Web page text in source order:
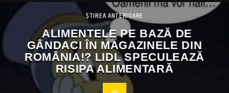
ȘTIREA ANTERIOARE
ALIMENTELE PE BAZĂ DE
GÂNDACI ÎN MAGAZINELE DIN
ROMÂNIA!? LIDL SPECULEAZĂ
RISIPA ALIMENTARĂ